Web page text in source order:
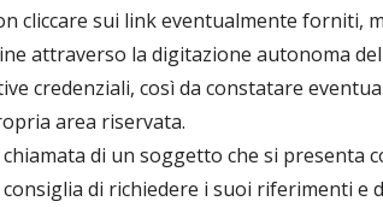
cliccare sui link eventualmente forniti,
attraverso la digitazione autonoma
credenziali, così da constatare
area riservata.
chiamata di un soggetto che si presenta
consiglia di richiedere i suoi riferimenti